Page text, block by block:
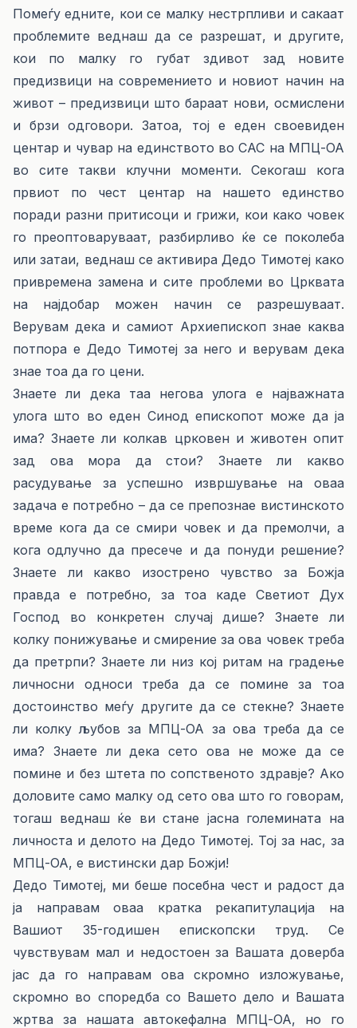
Помеѓу едните, кои се малку нестрпливи и сакаат
проблемите веднаш да се разрешат, и другите,
кои по малку го губат здивот зад новите
предизвици на современието и новиот начин на
живот – предизвици што бараат нови, осмислени
и брзи одговори. Затоа, тој е еден своевиден
центар и чувар на единството во САС на МПЦ-ОА
во сите такви клучни моменти. Секогаш кога
првиот по чест центар на нашето единство
поради разни притисоци и грижи, кои како човек
го преоптоваруваат, разбирливо ќе се поколеба
или затаи, веднаш се активира Дедо Тимотеј како
привремена замена и сите проблеми во Црквата
на најдобар можен начин се разрешуваат.
Верувам дека и самиот Архиепископ знае каква
потпора е Дедо Тимотеј за него и верувам дека
знае тоа да го цени.
Знаете ли дека таа негова улога е најважната
улога што во еден Синод епископот може да ја
има? Знаете ли колкав црковен и животен опит
зад ова мора да стои? Знаете ли какво
расудување за успешно извршување на оваа
задача е потребно – да се препознае вистинското
време кога да се смири човек и да премолчи, а
кога одлучно да пресече и да понуди решение?
Знаете ли какво изострено чувство за Божја
правда е потребно, за тоа каде Светиот Дух
Господ во конкретен случај дише? Знаете ли
колку понижување и смирение за ова човек треба
да претрпи? Знаете ли низ кој ритам на градење
личносни односи треба да се помине за тоа
достоинство меѓу другите да се стекне? Знаете
ли колку љубов за МПЦ-ОА за ова треба да се
има? Знаете ли дека сето ова не може да се
помине и без штета по сопственото здравје? Ако
доловите само малку од сето ова што го говорам,
тогаш веднаш ќе ви стане јасна големината на
личноста и делото на Дедо Тимотеј. Тој за нас, за
МПЦ-ОА, е вистински дар Божји!
Дедо Тимотеј, ми беше посебна чест и радост да
ја направам оваа кратка рекапитулација на
Вашиот 35-годишен епископски труд. Се
чувствувам мал и недостоен за Вашата доверба
јас да го направам ова скромно изложување,
скромно во споредба со Вашето дело и Вашата
жртва за нашата автокефална МПЦ-ОА, но го